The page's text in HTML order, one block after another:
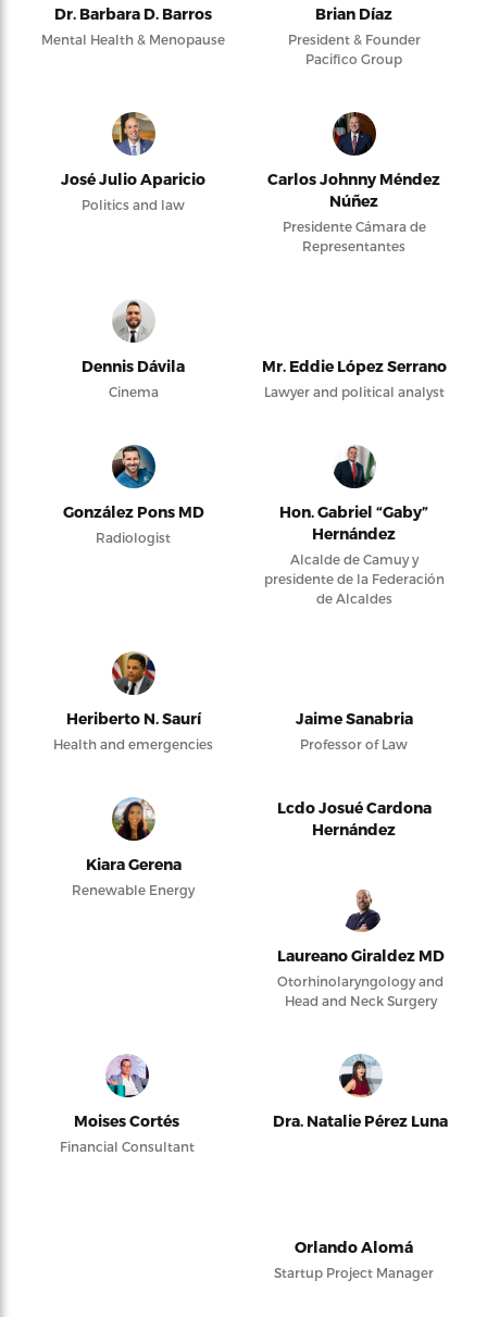
Dr. Barbara D. Barros
Mental Health & Menopause
Brian Díaz
President & Founder
Pacifico Group
José Julio Aparicio
Politics and law
Carlos Johnny Méndez
Núñez
Presidente Cámara de
Representantes
Dennis Dávila
Cinema
Mr. Eddie López Serrano
Lawyer and political analyst
González Pons MD
Radiologist
Hon. Gabriel “Gaby”
Hernández
Alcalde de Camuy y
presidente de la Federación
de Alcaldes
Heriberto N. Saurí
Health and emergencies
Jaime Sanabria
Professor of Law
Kiara Gerena
Renewable Energy
Lcdo Josué Cardona
Hernández
Laureano Giraldez MD
Otorhinolaryngology and
Head and Neck Surgery
Moises Cortés
Financial Consultant
Dra. Natalie Pérez Luna
Orlando Alomá
Startup Project Manager